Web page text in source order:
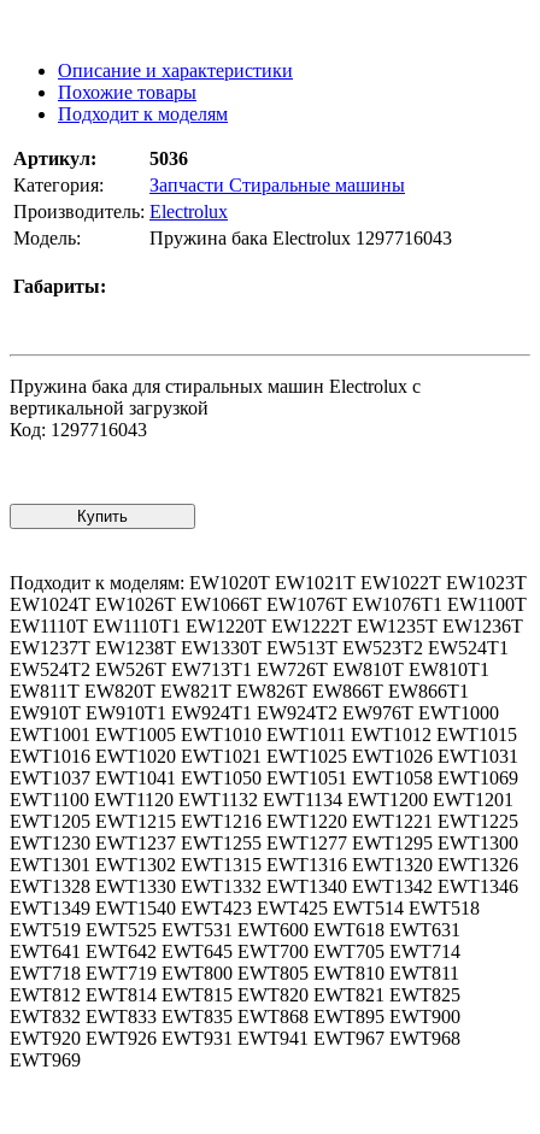
Описание и характеристики
Похожие товары
Подходит к моделям
Артикул:
5036
Категория:
Запчасти Стиральные машины
Производитель: Electrolux
Модель:
Пружина бака Electrolux 1297716043
Габариты:
Пружина бака для стиральных машин Electrolux с
вертикальной загрузкой
Код: 1297716043
Подходит к моделям: EW1020T EW1021T EW1022T EW1023T
EW1024T EW1026T EW1066T EW1076T EW1076T1 EW1100T
EW1110T EW1110T1 EW1220T EW1222T EW1235T EW1236T
EW1237T EW1238T EW1330T EW513T EW523T2 EW524T1
EW524T2 EW526T EW713T1 EW726T EW810T EW810T1
EW811T EW820T EW821T EW826T EW866T EW866T1
EW910T EW910T1 EW924T1 EW924T2 EW976T EWT1000
EWT1001 EWT1005 EWT1010 EWT1011 EWT1012 EWT1015
EWT1016 EWT1020 EWT1021 EWT1025 EWT1026 EWT1031
EWT1037 EWT1041 EWT1050 EWT1051 EWT1058 EWT1069
EWT1100 EWT1120 EWT1132 EWT1134 EWT1200 EWT1201
EWT1205 EWT1215 EWT1216 EWT1220 EWT1221 EWT1225
EWT1230 EWT1237 EWT1255 EWT1277 EWT1295 EWT1300
EWT1301 EWT1302 EWT1315 EWT1316 EWT1320 EWT1326
EWT1328 EWT1330 EWT1332 EWT1340 EWT1342 EWT1346
EWT1349 EWT1540 EWT423 EWT425 EWT514 EWT518
EWT519 EWT525 EWT531 EWT600 EWT618 EWT631
EWT641 EWT642 EWT645 EWT700 EWT705 EWT714
EWT718 EWT719 EWT800 EWT805 EWT810 EWT811
EWT812 EWT814 EWT815 EWT820 EWT821 EWT825
EWT832 EWT833 EWT835 EWT868 EWT895 EWT900
EWT920 EWT926 EWT931 EWT941 EWT967 EWT968
EWT969